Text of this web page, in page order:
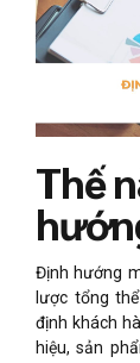
Thế
Định hướng
lược tổng
định khách
hiệu, sản